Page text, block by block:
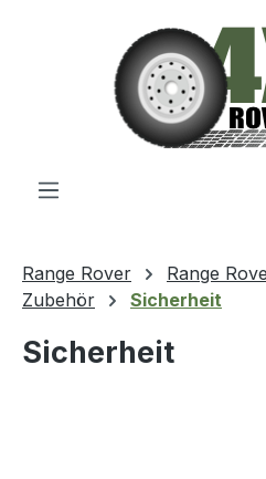
Zum Hauptinhalt springen
Range Rover
Range
Zubehör
Sicherheit
Sicherheit